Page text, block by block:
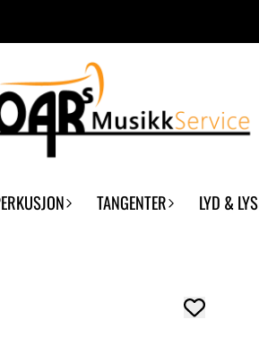
TANGENTER LYD & LYS